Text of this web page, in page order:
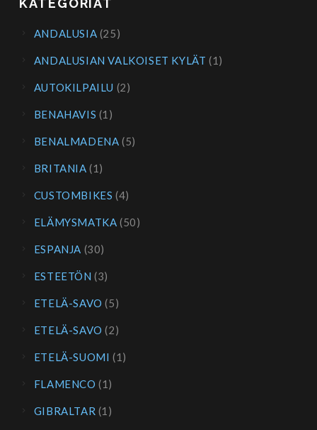
KATEGORIAT
ANDALUSIA (25)
ANDALUSIAN VALKOISET KYLÄT (1)
AUTOKILPAILU (2)
BENAHAVIS (1)
BENALMADENA (5)
BRITANIA (1)
CUSTOMBIKES (4)
ELÄMYSMATKA (50)
ESPANJA (30)
ESTEETÖN (3)
ETELÄ-SAVO (5)
ETELÄ-SAVO (2)
ETELÄ-SUOMI (1)
FLAMENCO (1)
GIBRALTAR (1)